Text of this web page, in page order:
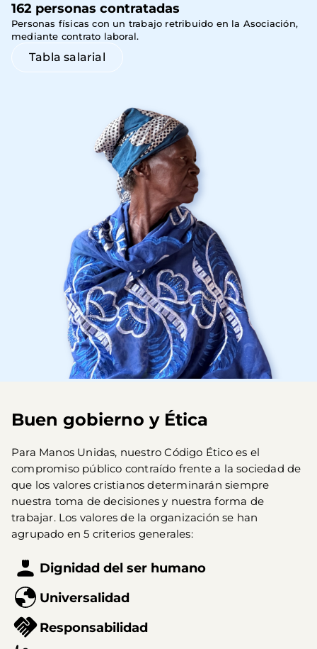
162 personas contratadas
Personas físicas con un trabajo retribuido en la Asociación,
mediante contrato laboral.
Tabla salarial
Buen gobierno y Ética
Para Manos Unidas, nuestro Código Ético es el
compromiso público contraído frente a la sociedad de
que los valores cristianos determinarán siempre
nuestra toma de decisiones y nuestra forma de
trabajar. Los valores de la organización se han
agrupado en 5 criterios generales:
Dignidad del ser humano
Universalidad
Responsabilidad